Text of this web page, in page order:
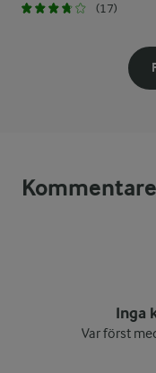
(17)
Inga
Var först